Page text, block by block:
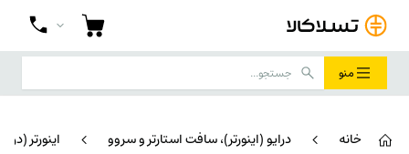
منو
خانه درایو (اینورتر)، سافت استارتر و سروو اینورتر